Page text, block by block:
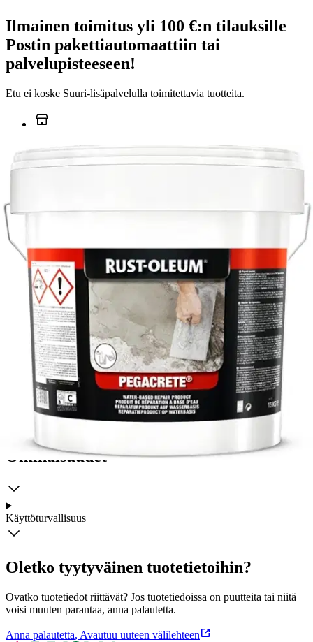
Ilmainen toimitus yli 100 €:n tilauksille
Postin pakettiautomaattiin tai
palvelupisteeseen!
Etu ei koske Suuri‑lisäpalvelulla toimitettavia tuotteita.
Tarkista myymäläsaatavuus
Ei saatavilla
Tuotekuvaus
Vesiohenteinen Pegacrete, sementtipohjainen korjausaine, joka on
vahvempaa kuin betoni. Tuote on helppo levittää, lisää vain vesi ja
sekoita. Voidaan pinnoittaa millä tahansa Rust-Oleum tuotteella.
Lähes hajuton, sisä- ja ulkokäyttöön. Soveltuu tasoittamiseen ja
halkeamien korjaamiseen, reikien täyttämiseen sekä muihin
vaurioihin betonipinnolla, sementtitasoitteissa sekä maalaamattomilla
tiilipinnoilla. Tutustu pakkauksen käyttöohjeisiin huolella.
Ominaisuudet
Käyttöturvallisuus
Oletko tyytyväinen tuotetietoihin?
Ovatko tuotetiedot riittävät? Jos tuotetiedoissa on puutteita tai niitä
voisi muuten parantaa, anna palautetta.
Anna palautetta, Avautuu uuteen välilehteen